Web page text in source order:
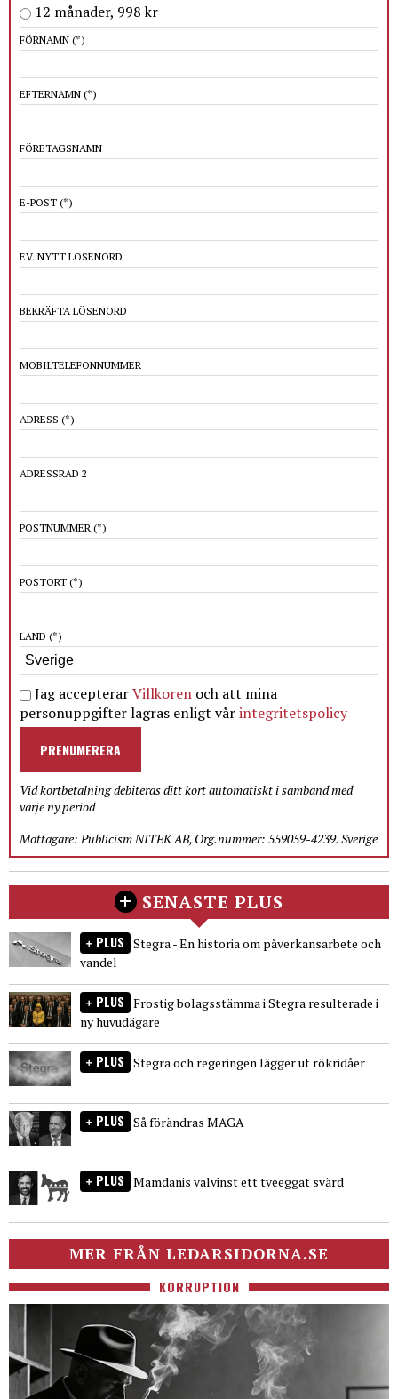
12 månader, 998 kr
FÖRNAMN (*)
EFTERNAMN (*)
FÖRETAGSNAMN
E-POST (*)
EV. NYTT LÖSENORD
BEKRÄFTA LÖSENORD
MOBILTELEFONNUMMER
ADRESS (*)
ADRESSRAD 2
POSTNUMMER (*)
POSTORT (*)
LAND (*)
Jag accepterarVillkoren och att mina
personuppgifter lagras enligt vårintegritetspolicy
PRENUMERERA
Vid kortbetalning debiteras ditt kort automatiskt i samband med
varje ny period
Mottagare: Publicism NITEK AB, Org.nummer: 559059-4239. Sverige
SENASTE PLUS
PLUS Stegra - En historia om påverkansarbete och
vandel
PLUS Frostig bolagsstämma i Stegra resulterade i
ny huvudägare
PLUS Stegra och regeringen lägger ut rökridåer
PLUS Så förändras MAGA
PLUS Mamdanis valvinst ett tveeggat svärd
MER FRÅN LEDARSIDORNA.SE
KORRUPTION